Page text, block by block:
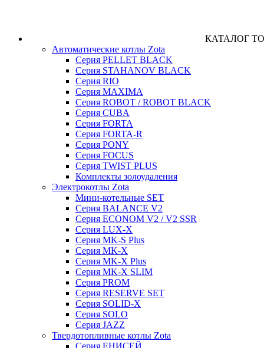
КАТАЛОГ
Автоматические котлы Zota
Серия PELLET BLACK
Серия STAHANOV BLACK
Серия RIO
Серия MAXIMA
Серия ROBOT / ROBOT BLACK
Серия CUBA
Серия FORTA
Серия FORTA-R
Серия PONY
Серия FOCUS
Серия TWIST PLUS
Комплекты золоудаления
Электрокотлы Zota
Мини-котельные SET
Серия BALANCE V2
Серия ECONOM V2 / V2 SSR
Серия LUX-X
Серия MK-S Plus
Серия MK-X
Серия MK-X Plus
Серия MK-X SLIM
Серия PROM
Серия RESERVE SET
Серия SOLID-X
Серия SOLO
Серия JAZZ
Твердотопливные котлы Zota
Серия ЕНИСЕЙ